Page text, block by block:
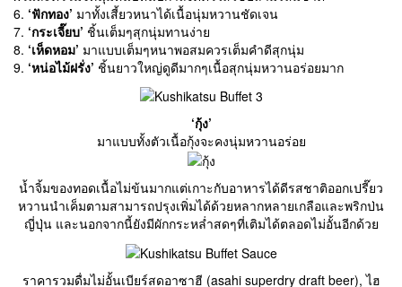
6. ‘ฟักทอง’ มาทั้งเสี้ยวหนาได้เนื้อนุ่มหวานชัดเจน
7. ‘กระเจี๊ยบ’ ชิ้นเต็มๆสุกนุ่มทานง่าย
8. ‘เห็ดหอม’ มาแบบเต็มๆหนาพอสมควรเต็มคำดีสุกนุ่ม
9. ‘หน่อไม้ฝรั่ง’ ชิ้นยาวใหญ่ดูดีมากๆเนื้อสุกนุ่มหวานอร่อยมาก
‘กุ้ง’
มาแบบทั้งตัวเนื้อกุ้งจะคงนุ่มหวานอร่อย
น้ำจิ้มของทอดเนื้อไม่ข้นมากแต่เกาะกับอาหารได้ดีรสชาติออกเปรี๊ยว
หวานนำเค็มตามสามารถปรุงเพิ่มได้ด้วยหลากหลายเกลือและพริกป่น
ญี่ปุ่น และนอกจากนี้ยังมีผักกระหล่ำสดๆที่เติมได้ตลอดไม่อั้นอีกด้วย
ราคารวมดื่มไม่อั้นเบียร์สดอาซาฮี (asahi superdry draft beer), ไฮ